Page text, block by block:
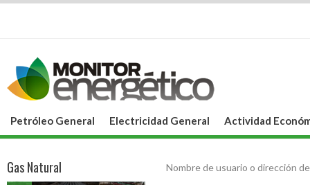
Petróleo General Electricidad General Actividad
Nombre de usuario o dirección
Gas Natural